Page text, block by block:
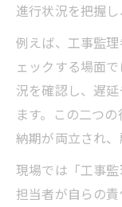
進行状況を把握
例えば、工事監
ェックする場面
況を確認し、遅
ます。この二つ
納期が両立され、
現場では「工事
担当者が自らの